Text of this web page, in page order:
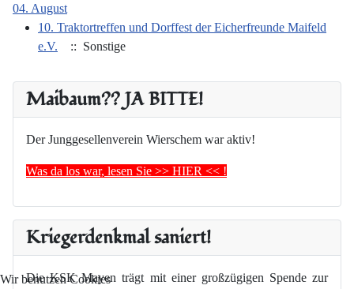
Maibaum?? JA BITTE!
Der Junggesellenverein Wierschem war aktiv!
Was da los war, lesen Sie >> HIER << !
Kriegerdenkmal saniert!
Die KSK Mayen trägt mit einer großzügigen Spende zur
04. August
10. Traktortreffen und Dorffest der Eicherfreunde Maifeld
e.V.
:: Sonstige
Wir benutzen Cookies